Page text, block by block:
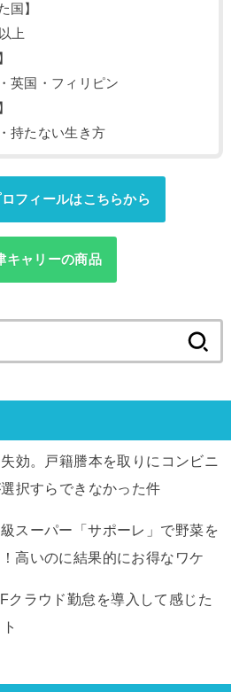
国】
上
英国・フィリピン
持たない生き方
フィールはこちらから
キャリーの商品
索:
効。戸籍謄本を取りにコンビニ
択すらできなかった件
スーパー「サポーレ」で野菜を
高いのに結果的にお得なワケ
クラウド勤怠を導入して感じた